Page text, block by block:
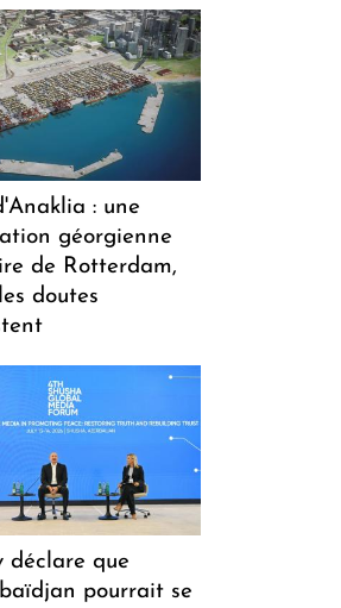
: une
géorgienne
de Rotterdam,
doutes
déclare que
pourrait se